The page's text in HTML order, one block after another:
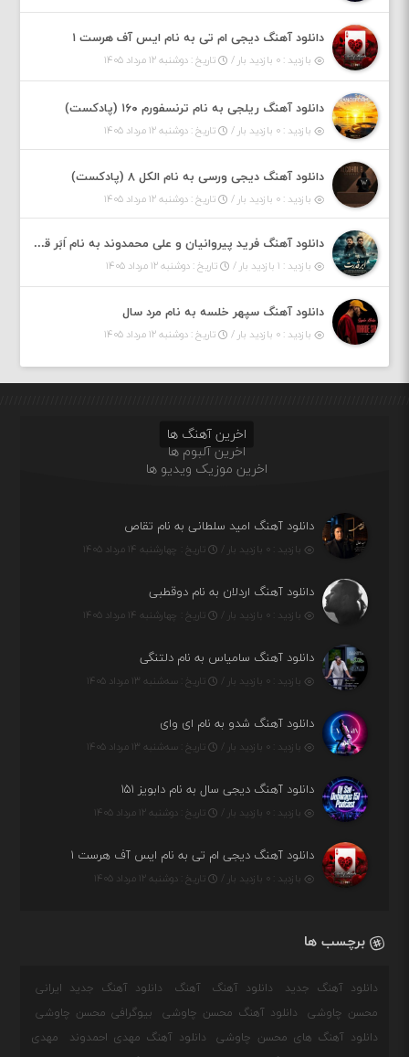
دانلود آهنگ دیجی ام تی به نام ایس آف هرست ۱
بازدید : ۰ بازدید بار / تاریخ : دوشنبه ۱۲ مرداد ۱۴۰۵
دانلود آهنگ ریلجی به نام ترنسفورم ۱۶۰ (پادکست)
بازدید : ۰ بازدید بار / تاریخ : دوشنبه ۱۲ مرداد ۱۴۰۵
دانلود آهنگ دیجی ورسی به نام الکل ۸ (پادکست)
بازدید : ۰ بازدید بار / تاریخ : دوشنبه ۱۲ مرداد ۱۴۰۵
دانلود آهنگ فرید پیروانیان و علی محمدوند به نام اَبَر قدرت
بازدید : ۱ بازدید بار / تاریخ : دوشنبه ۱۲ مرداد ۱۴۰۵
دانلود آهنگ سپهر خلسه به نام مرد سال
بازدید : ۰ بازدید بار / تاریخ : دوشنبه ۱۲ مرداد ۱۴۰۵
اخرین آهنگ ها
اخرین آلبوم ها
اخرین موزیک ویدیو ها
دانلود آهنگ امید سلطانی به نام تقاص
بازدید : ۰ بازدید بار / تاریخ : چهارشنبه ۱۴ مرداد ۱۴۰۵
دانلود آهنگ اردلان به نام دوقطبی
بازدید : ۰ بازدید بار / تاریخ : چهارشنبه ۱۴ مرداد ۱۴۰۵
دانلود آهنگ سامیاس به نام دلتنگی
بازدید : ۰ بازدید بار / تاریخ : سه‌شنبه ۱۳ مرداد ۱۴۰۵
دانلود آهنگ شدو به نام ای وای
بازدید : ۰ بازدید بار / تاریخ : سه‌شنبه ۱۳ مرداد ۱۴۰۵
دانلود آهنگ دیجی سال به نام دابویز ۱۵۱
بازدید : ۰ بازدید بار / تاریخ : دوشنبه ۱۲ مرداد ۱۴۰۵
دانلود آهنگ دیجی ام تی به نام ایس آف هرست ۱
بازدید : ۰ بازدید بار / تاریخ : دوشنبه ۱۲ مرداد ۱۴۰۵
برچسب ها
دانلود آهنگ جدید دانلود آهنگ آهنگ
دانلود آهنگ جدید ایرانی
محسن چاوشی
دانلود آهنگ محسن چاوشی
بیوگرافی محسن چاوشی
دانلود آهنگ های محسن چاوشی
دانلود آهنگ مهدی احمدوند
مهدی